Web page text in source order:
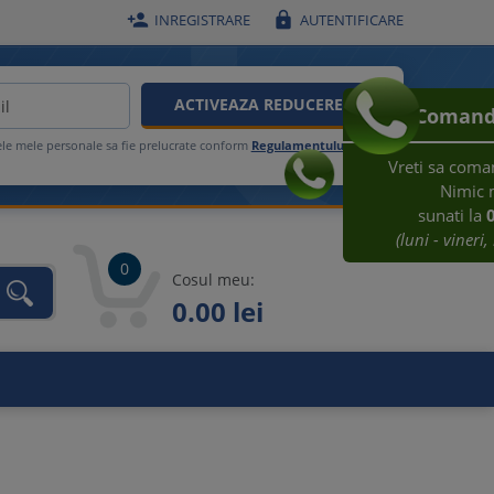
 INREGISTRARE  AUTENTIFICARE
ACTIVEAZA REDUCEREA
mele personale sa fie prelucrate conform Regulamentului UE
0
Cosul meu:
0.00 lei
Comanda telefonica
Vreti sa comandati prin telefon?
Nimic mai simplu:
sunati la021 209 45 12
(luni - vineri, intre 08:30-17:00)